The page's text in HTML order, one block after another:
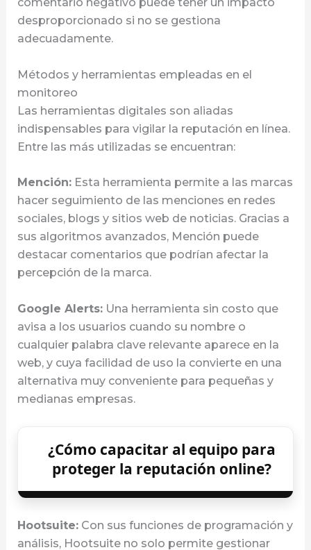
desproporcionado si no se gestiona
adecuadamente.
Métodos y herramientas empleadas en el
monitoreo
Las herramientas digitales son aliadas
indispensables para vigilar la reputación en línea.
Entre las más utilizadas se encuentran:
Mención:Esta herramienta permite a las marcas
hacer seguimiento de las menciones en redes
sociales, blogs y sitios web de noticias. Gracias a
sus algoritmos avanzados, Mención puede
destacar comentarios que podrían afectar la
percepción de la marca.
Google Alerts:Una herramienta sin costo que
avisa a los usuarios cuando su nombre o
cualquier palabra clave relevante aparece en la
web, y cuya facilidad de uso la convierte en una
alternativa muy conveniente para pequeñas y
medianas empresas.
¿Cómo capacitar al equipo para
proteger la reputación online?
Hootsuite:Con sus funciones de programación y
análisis, Hootsuite no solo permite gestionar